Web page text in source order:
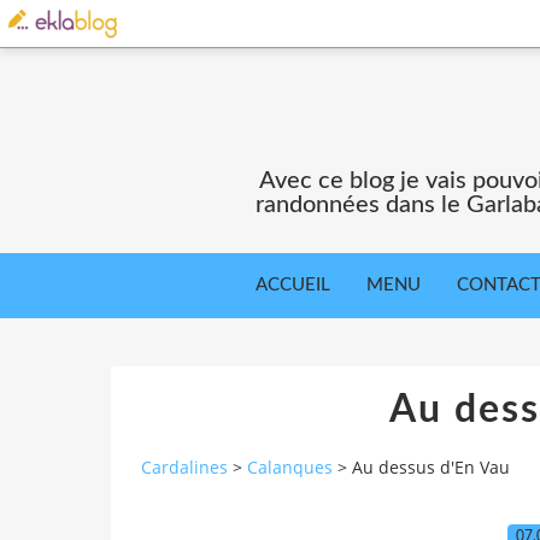
Avec ce blog je vais
randonnées dans le
ACCUEIL MENU CONTACT
Au
Cardalines > Calanques > Au dessus d'En Vau